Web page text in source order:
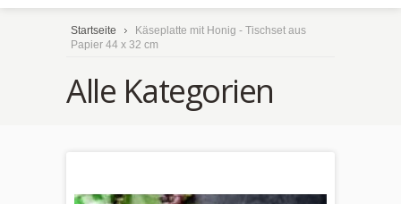
Startseite
Käseplatte mit Honig - Tischset aus
Papier 44 x 32 cm
Alle Kategorien